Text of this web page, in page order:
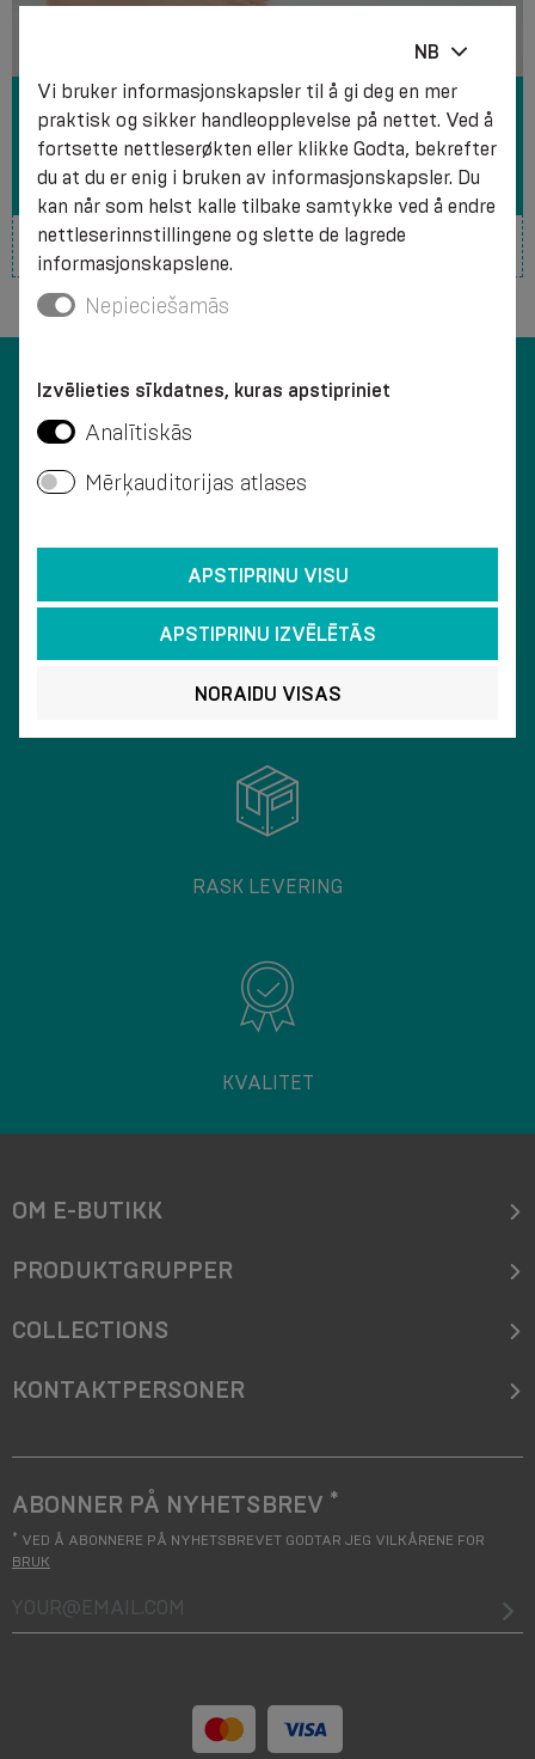
HVORDAN FINNE STØRRELSEN PÅ
KOMPRIMERINGSPRODUKTER PÅ RIKTIG
MÅTE
KUNDESERVICE
VERDENS LEVERING
RASK LEVERING
KVALITET
OM E-BUTIKK
PRODUKTGRUPPER
COLLECTIONS
KONTAKTPERSONER
ABONNER PÅ NYHETSBREV *
* VED Å ABONNERE PÅ NYHETSBREVET GODTAR JEG VILKÅRENE FOR
BRUK
your@email.com
NB
Vi bruker informasjonskapsler til å gi deg en mer
praktisk og sikker handleopplevelse på nettet. Ved å
fortsette nettleserøkten eller klikke Godta, bekrefter
du at du er enig i bruken av informasjonskapsler. Du
kan når som helst kalle tilbake samtykke ved å endre
nettleserinnstillingene og slette de lagrede
informasjonskapslene.
Nepieciešamās
Izvēlieties sīkdatnes, kuras apstipriniet
Analītiskās
Mērķauditorijas atlases
APSTIPRINU VISU
APSTIPRINU IZVĒLĒTĀS
NORAIDU VISAS